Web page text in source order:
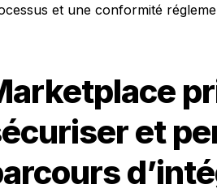
et une conformité
et